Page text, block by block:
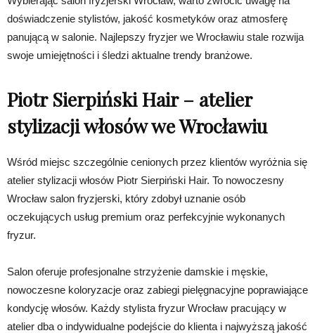
doświadczenie stylistów, jakość kosmetyków oraz atmosferę
panującą w salonie. Najlepszy fryzjer we Wrocławiu stale rozwija
swoje umiejętności i śledzi aktualne trendy branżowe.
Piotr Sierpiński Hair – atelier
stylizacji włosów we Wrocławiu
Wśród miejsc szczególnie cenionych przez klientów wyróżnia się
atelier stylizacji włosów Piotr Sierpiński Hair. To nowoczesny
Wrocław salon fryzjerski, który zdobył uznanie osób
oczekujących usług premium oraz perfekcyjnie wykonanych
fryzur.
Salon oferuje profesjonalne strzyżenie damskie i męskie,
nowoczesne koloryzacje oraz zabiegi pielęgnacyjne poprawiające
kondycję włosów. Każdy stylista fryzur Wrocław pracujący w
atelier dba o indywidualne podejście do klienta i najwyższą jakość